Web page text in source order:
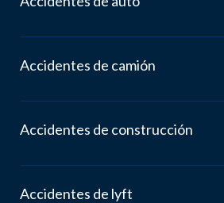
Accidentes de camión
Accidentes de construcción
Accidentes de lyft